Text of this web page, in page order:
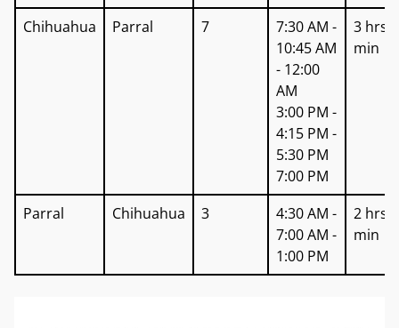
Chihuahua Parral 7
7:30 AM -
10:45 AM
- 12:00
AM
3:00 PM -
4:15 PM -
5:30 PM
7:00 PM
3 hrs 0
min
Parral Chihuahua 3
4:30 AM -
7:00 AM -
1:00 PM
2 hrs 0
min